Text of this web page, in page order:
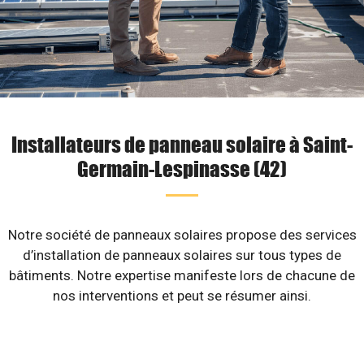
Installateurs de panneau solaire à Saint-
Germain-Lespinasse (42)
Notre société de panneaux solaires propose des services
d’installation de panneaux solaires sur tous types de
bâtiments. Notre expertise manifeste lors de chacune de
nos interventions et peut se résumer ainsi.